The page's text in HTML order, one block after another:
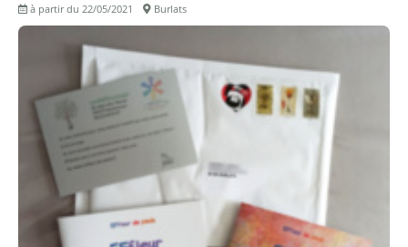
à partir du 22/05/2021 Burlats